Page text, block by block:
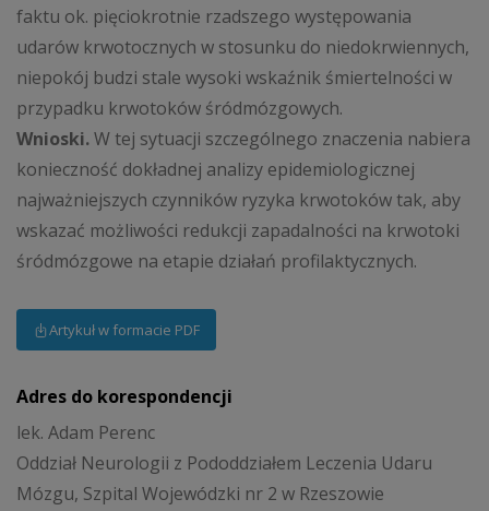
faktu ok. pięciokrotnie rzadszego występowania
udarów krwotocznych w stosunku do niedokrwiennych,
niepokój budzi stale wysoki wskaźnik śmiertelności w
przypadku krwotoków śródmózgowych.
Wnioski.W tej sytuacji szczególnego znaczenia nabiera
konieczność dokładnej analizy epidemiologicznej
najważniejszych czynników ryzyka krwotoków tak, aby
wskazać możliwości redukcji zapadalności na krwotoki
śródmózgowe na etapie działań profilaktycznych.
Artykuł w formacie PDF
Adres do korespondencji
lek. Adam Perenc
Oddział Neurologii z Pododdziałem Leczenia Udaru
Mózgu, Szpital Wojewódzki nr 2 w Rzeszowie